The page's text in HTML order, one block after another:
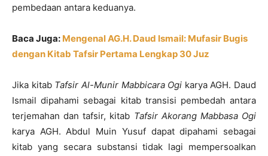
pembedaan antara keduanya.
Baca Juga: Mengenal AG.H. Daud Ismail: Mufasir Bugis
dengan Kitab Tafsir Pertama Lengkap 30 Juz
Jika kitab Tafsir Al-Munir Mabbicara Ogi karya AGH. Daud
Ismail dipahami sebagai kitab transisi pembedah antara
terjemahan dan tafsir, kitab Tafsir Akorang Mabbasa Ogi
karya AGH. Abdul Muin Yusuf dapat dipahami sebagai
kitab yang secara substansi tidak lagi mempersoalkan